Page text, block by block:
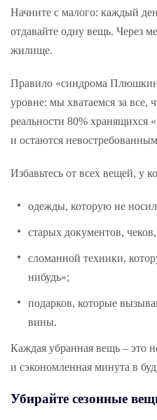
Начните с малого: каждый
отдавайте одну вещь. Через
жилище.
Правило «синдрома
уровне: мы хватаемся за все,
реальности 80% хранящихся
и остаются
Избавьтесь от всех вещей, у
одежды, которую не
старых документов,
сломанной техники,
нибудь»;
подарков, которые
вины.
Каждая убранная вещь – это
и сэкономленная минута в
Убирайте сезонные